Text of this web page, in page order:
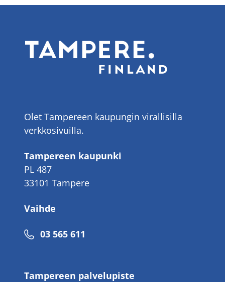
Olet Tampereen kaupungin virallisilla
verkkosivuilla.
Tampereen kaupunki
PL 487
33101 Tampere
Vaihde
Puhelinnumero
03 565 611
Tampereen palvelupiste